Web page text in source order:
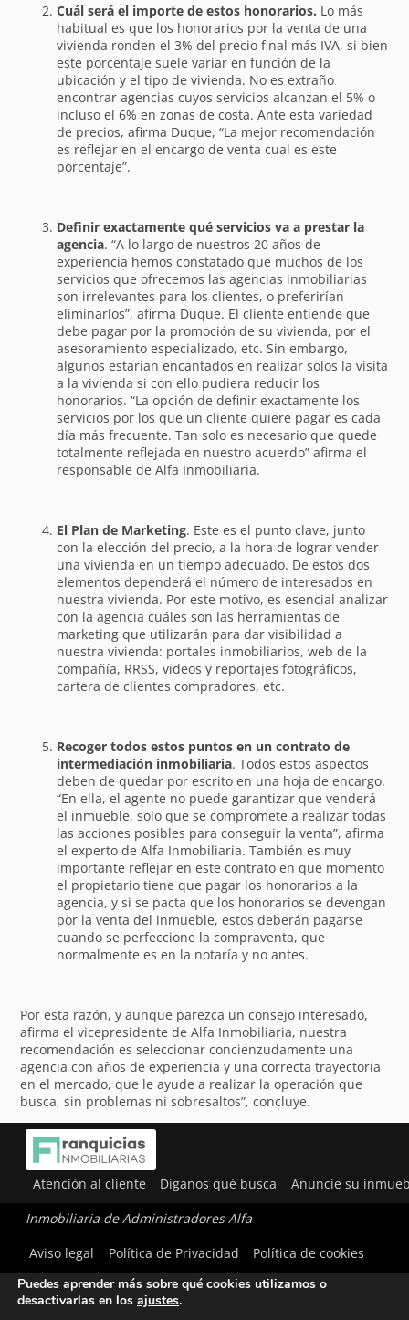
Cuál será el importe de estos honorarios. Lo más
habitual es que los honorarios por la venta de una
vivienda ronden el 3% del precio final más IVA, si bien
este porcentaje suele variar en función de la
ubicación y el tipo de vivienda. No es extraño
encontrar agencias cuyos servicios alcanzan el 5% o
incluso el 6% en zonas de costa. Ante esta variedad
de precios, afirma Duque, “La mejor recomendación
es reflejar en el encargo de venta cual es este
porcentaje”.
Definir exactamente qué servicios va a prestar la
agencia. “A lo largo de nuestros 20 años de
experiencia hemos constatado que muchos de los
servicios que ofrecemos las agencias inmobiliarias
son irrelevantes para los clientes, o preferirían
eliminarlos”, afirma Duque. El cliente entiende que
debe pagar por la promoción de su vivienda, por el
asesoramiento especializado, etc. Sin embargo,
algunos estarían encantados en realizar solos la visita
a la vivienda si con ello pudiera reducir los
honorarios. “La opción de definir exactamente los
servicios por los que un cliente quiere pagar es cada
día más frecuente. Tan solo es necesario que quede
totalmente reflejada en nuestro acuerdo” afirma el
responsable de Alfa Inmobiliaria.
El Plan de Marketing. Este es el punto clave, junto
con la elección del precio, a la hora de lograr vender
una vivienda en un tiempo adecuado. De estos dos
elementos dependerá el número de interesados en
nuestra vivienda. Por este motivo, es esencial analizar
con la agencia cuáles son las herramientas de
marketing que utilizarán para dar visibilidad a
nuestra vivienda: portales inmobiliarios, web de la
compañía, RRSS, videos y reportajes fotográficos,
cartera de clientes compradores, etc.
Recoger todos estos puntos en un contrato de
intermediación inmobiliaria. Todos estos aspectos
deben de quedar por escrito en una hoja de encargo.
“En ella, el agente no puede garantizar que venderá
el inmueble, solo que se compromete a realizar todas
las acciones posibles para conseguir la venta”, afirma
el experto de Alfa Inmobiliaria. También es muy
importante reflejar en este contrato en que momento
el propietario tiene que pagar los honorarios a la
agencia, y si se pacta que los honorarios se devengan
por la venta del inmueble, estos deberán pagarse
cuando se perfeccione la compraventa, que
normalmente es en la notaría y no antes.
Por esta razón, y aunque parezca un consejo interesado,
afirma el vicepresidente de Alfa Inmobiliaria, nuestra
recomendación es seleccionar concienzudamente una
agencia con años de experiencia y una correcta trayectoria
en el mercado, que le ayude a realizar la operación que
busca, sin problemas ni sobresaltos”, concluye.
Atención al cliente Díganos qué busca Anuncie su
Inmobiliaria de Administradores Alfa
Aviso legal
Política de Privacidad Política de cookies
Utilizamos cookies para ofrecerte la mejor experiencia en
Puedes aprender más sobre qué cookies utilizamos o
desactivarlas en los ajustes.